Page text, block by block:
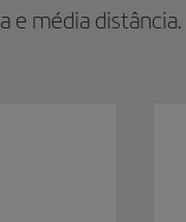
e média distância.